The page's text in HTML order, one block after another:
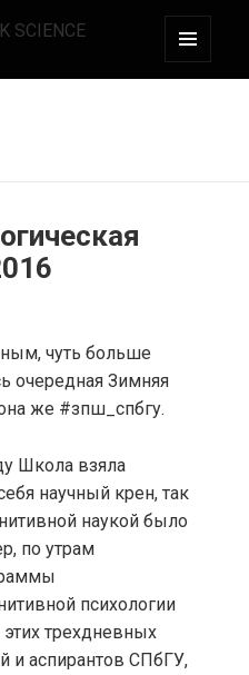
SCIENCE
чуть больше
очередная Зимняя
же #зпш_спбгу.
Школа взяла
научный крен, так
наукой было
по утрам
психологии
трехдневных
и аспирантов СПбГУ,